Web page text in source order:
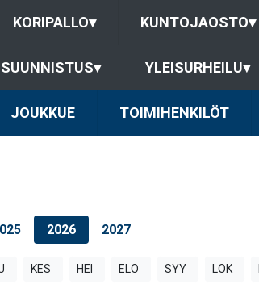
KORIPALLO▾ KUNTOJAOSTO▾
SUUNNISTUS▾ YLEISURHEILU▾
JOUKKUE TOIMIHENKILÖT
2026 2027
KES HEI ELO SYY LOK